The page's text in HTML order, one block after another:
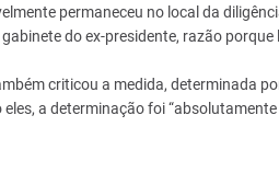
permaneceu no local da
do ex-presidente, razão
criticou a medida, determinada
a determinação foi “absolutamente